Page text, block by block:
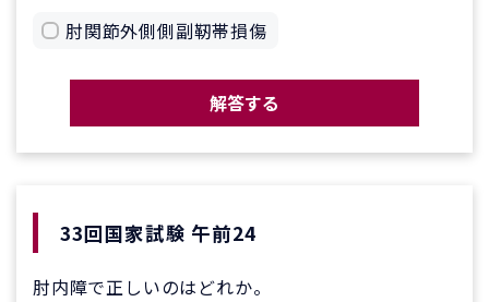
肘関節外側側副靭帯損傷
解答する
33回国家試験 午前24
肘内障で正しいのはどれか。